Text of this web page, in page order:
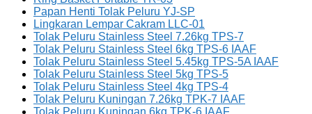
Papan Henti Tolak Peluru YJ-SP
Lingkaran Lempar Cakram LLC-01
Tolak Peluru Stainless Steel 7.26kg TPS-7
Tolak Peluru Stainless Steel 6kg TPS-6 IAAF
Tolak Peluru Stainless Steel 5.45kg TPS-5A IAAF
Tolak Peluru Stainless Steel 5kg TPS-5
Tolak Peluru Stainless Steel 4kg TPS-4
Tolak Peluru Kuningan 7.26kg TPK-7 IAAF
Tolak Peluru Kuningan 6kg TPK-6 IAAF